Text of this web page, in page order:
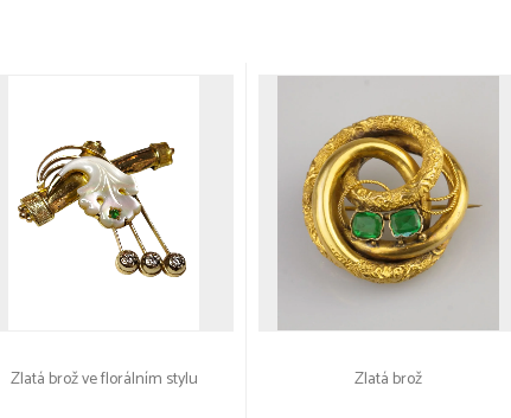
Zlatá brož ve florálním stylu Zlatá brož